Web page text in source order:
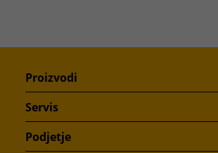
Proizvodi
Servis
Podjetje